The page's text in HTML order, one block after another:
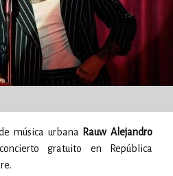
música urbana Rauw Alejandro
gratuito en República